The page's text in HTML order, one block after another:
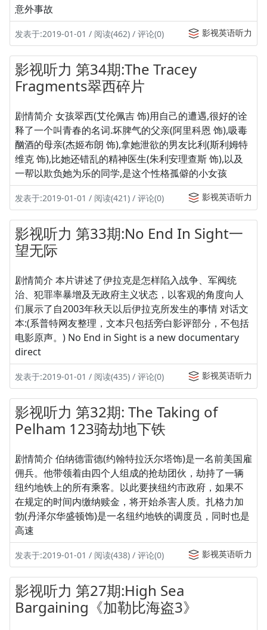
意外事故
发表于:2019-01-01 / 阅读(462) / 评论(0) 影视英语听力
影视听力 第34期:The Tracey
Fragments翠西碎片
剧情简介 女孩翠西(艾伦佩吉 饰)用自己的遭遇,很好的诠
释了一个叫青春的名词.坏脾气的父亲(阿里科恩 饰),吸毒
酗酒的母亲(杰姬布朗 饰),拿她泄欲的男友比利(斯利姆特
维克 饰),比她还错乱的精神医生(朱利安理查斯 饰),以及
一帮以欺负她为乐的同学,是这个性格孤僻的小女孩
发表于:2019-01-01 / 阅读(421) / 评论(0) 影视英语听力
影视听力 第33期:No End In Sight一
望无际
剧情简介 本片讲述了伊拉克是怎样陷入战争、军阀统
治、犯罪率暴增及无政府主义状态，以客观的角度向人
们展示了自2003年秋天以后伊拉克所发生的事情 对话文
本:(系普特网友整理，文本只包括旁白影评部分，不包括
电影原声。) No End in Sight is a new documentary
direct
发表于:2019-01-01 / 阅读(435) / 评论(0) 影视英语听力
影视听力 第32期: The Taking of
Pelham 123骑劫地下铁
剧情简介 伯纳德雷德(约翰特拉沃尔塔饰)是一名前美国雇
佣兵。他带领着由四个人组成的抢劫团伙，劫持了一辆
纽约地铁上的所有乘客。以此要挟纽约市政府，如果不
在规定的时间内缴纳赎金，将开始杀害人质。扎格力加
勃(丹泽尔华盛顿饰)是一名纽约地铁的调度员，同时也是
高速
发表于:2019-01-01 / 阅读(438) / 评论(0) 影视英语听力
影视听力 第27期:High Sea
Bargaining《加勒比海盗3》